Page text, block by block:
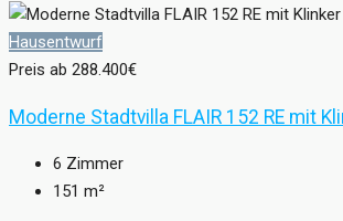
Hausentwurf
Preis ab 288.400€
Moderne Stadtvilla FLAIR 152 RE mit
6 Zimmer
151 m²